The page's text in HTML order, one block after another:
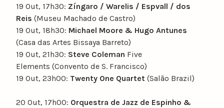
19 Out, 17h30: Zíngaro / Warelis / Espvall / dos
Reis (Museu Machado de Castro)
19 Out, 18h30: Michael Moore & Hugo Antunes
(Casa das Artes Bissaya Barreto)
19 Out, 21h30: Steve Coleman Five
Elements (Convento de S. Francisco)
19 Out, 23h00: Twenty One Quartet (Salão Brazil)
20 Out, 17h00: Orquestra de Jazz de Espinho &